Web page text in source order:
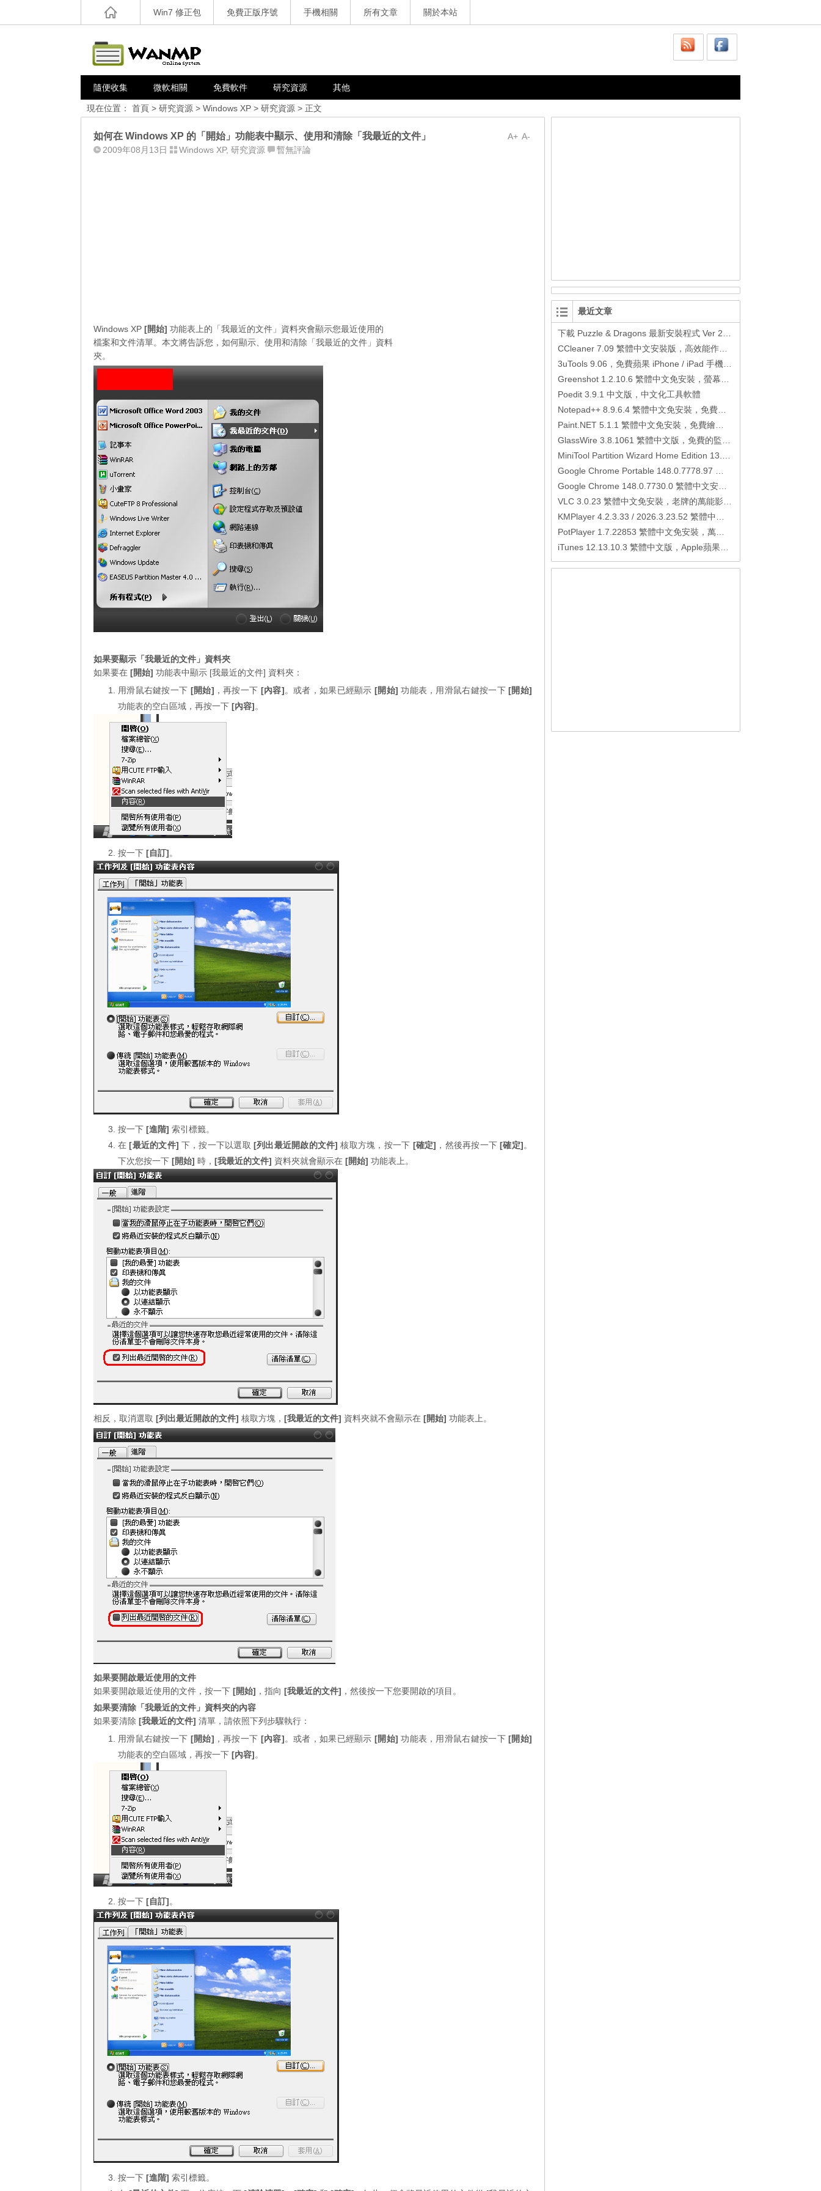
Win7 修正包 免費正版序號 手機相關 所有文章 關於本站
隨便收集 微軟相關 免費軟件 研究資源 其他
現在位置： 首頁 > 研究資源 > Windows XP > 研究資源 > 正文
A-
A+
如何在 Windows XP 的「開始」功能表中顯示、使用和清除「我最近的文件」
2009年08月13日 Windows XP, 研究資源 暫無評論
Windows XP [開始] 功能表上的「我最近的文件」資料夾會顯示您最近使用的
檔案和文件清單。本文將告訴您，如何顯示、使用和清除「我最近的文件」資料
夾。
如果要顯示「我最近的文件」資料夾
如果要在 [開始] 功能表中顯示 [我最近的文件] 資料夾：
用滑鼠右鍵按一下 [開始] ，再按一下 [內容]。或者，如果已經顯示[開始] 功能表，用滑鼠右鍵按一下[開始]
功能表的空白區域，再按一下 [內容]。
按一下 [自訂]。
按一下 [進階] 索引標籤。
在[最近的文件] 下，按一下以選取[列出最近開啟的文件] 核取方塊，按一下 [確定] ，然後再按一下[確定]。
下次您按一下 [開始] 時， [我最近的文件] 資料夾就會顯示在 [開始] 功能表上。
相反，取消選取 [列出最近開啟的文件] 核取方塊， [我最近的文件] 資料夾就不會顯示在 [開始] 功能表上。
如果要開啟最近使用的文件
如果要開啟最近使用的文件，按一下 [開始] ，指向 [我最近的文件] ，然後按一下您要開啟的項目。
如果要清除「我最近的文件」資料夾的內容
如果要清除 [我最近的文件] 清單，請依照下列步驟執行：
用滑鼠右鍵按一下 [開始] ，再按一下 [內容]。或者，如果已經顯示[開始] 功能表，用滑鼠右鍵按一下[開始]
功能表的空白區域，再按一下 [內容]。
按一下 [自訂]。
按一下 [進階] 索引標籤。
最近文章
Poedit 3.9.1 中文版，中文化工具軟體